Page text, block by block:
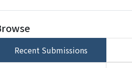
Recent Submissions